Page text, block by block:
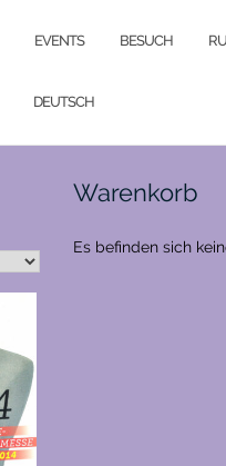
EVENTS BESUCH
DEUTSCH
Warenkorb
Es befinden sich